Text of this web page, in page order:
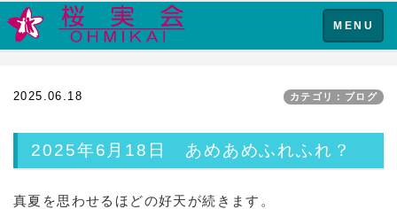
Toggle
navigation
MENU
2025.06.18 カテゴリ：ブログ
2025年6月18日 あめあめふれふれ？
真夏を思わせるほどの好天が続きます。